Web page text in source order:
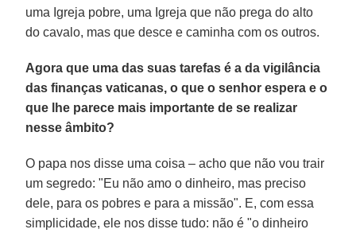
uma Igreja pobre, uma Igreja que não prega do alto
do cavalo, mas que desce e caminha com os outros.
Agora que uma das suas tarefas é a da vigilância
das finanças vaticanas, o que o senhor espera e o
que lhe parece mais importante de se realizar
nesse âmbito?
O papa nos disse uma coisa – acho que não vou trair
um segredo: "Eu não amo o dinheiro, mas preciso
dele, para os pobres e para a missão". E, com essa
simplicidade, ele nos disse tudo: não é "o dinheiro